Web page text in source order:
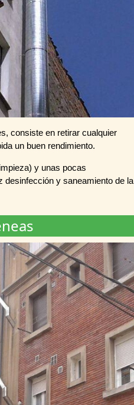
consiste en retirar cualquier
un buen rendimiento.
y unas pocas
desinfección y saneamiento de la